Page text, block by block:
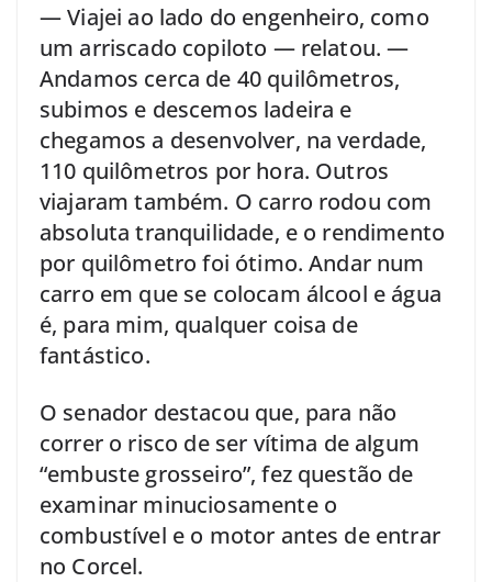
— Viajei ao lado do engenheiro, como
um arriscado copiloto — relatou. —
Andamos cerca de 40 quilômetros,
subimos e descemos ladeira e
chegamos a desenvolver, na verdade,
110 quilômetros por hora. Outros
viajaram também. O carro rodou com
absoluta tranquilidade, e o rendimento
por quilômetro foi ótimo. Andar num
carro em que se colocam álcool e água
é, para mim, qualquer coisa de
fantástico.
O senador destacou que, para não
correr o risco de ser vítima de algum
“embuste grosseiro”, fez questão de
examinar minuciosamente o
combustível e o motor antes de entrar
no Corcel.